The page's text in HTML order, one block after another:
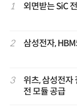
1 외면받는 SiC
2 삼성전자,
3
위츠, 삼성전
전 모듈 공급